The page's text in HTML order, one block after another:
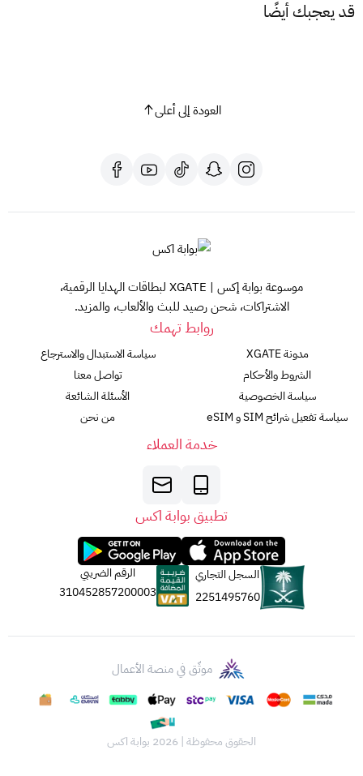
قد يعجبك أيضًا
العودة إلى أعلى
موسوعة بوابة إكس | XGATE لبطاقات الهدايا الرقمية،
الاشتراكات، شحن رصيد للبث والألعاب، والمزيد.
روابط تهمك
مدونة XGATE
الشروط والأحكام
سياسة الخصوصية
سياسة تفعيل شرائح SIM و eSIM
سياسة الاستبدال والاسترجاع
تواصل معنا
الأسئلة الشائعة
من نحن
خدمة العملاء
تطبيق بوابة اكس
السجل التجاري
2251495760
الرقم الضريبي
310452857200003
موثّق في منصة الأعمال
الحقوق محفوظة | 2026 بوابة اكس